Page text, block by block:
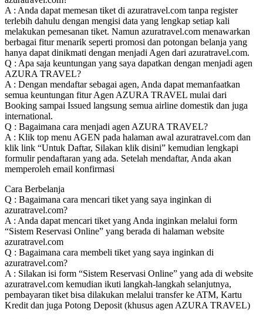
A : Anda dapat memesan tiket di azuratravel.com tanpa register
terlebih dahulu dengan mengisi data yang lengkap setiap kali
melakukan pemesanan tiket. Namun azuratravel.com menawarkan
berbagai fitur menarik seperti promosi dan potongan belanja yang
hanya dapat dinikmati dengan menjadi Agen dari azuratravel.com.
Q : Apa saja keuntungan yang saya dapatkan dengan menjadi agen
AZURA TRAVEL?
A : Dengan mendaftar sebagai agen, Anda dapat memanfaatkan
semua keuntungan fitur Agen AZURA TRAVEL mulai dari
Booking sampai Issued langsung semua airline domestik dan juga
international.
Q : Bagaimana cara menjadi agen AZURA TRAVEL?
A : Klik top menu AGEN pada halaman awal azuratravel.com dan
klik link “Untuk Daftar, Silakan klik disini” kemudian lengkapi
formulir pendaftaran yang ada. Setelah mendaftar, Anda akan
memperoleh email konfirmasi
Cara Berbelanja
Q : Bagaimana cara mencari tiket yang saya inginkan di
azuratravel.com?
A : Anda dapat mencari tiket yang Anda inginkan melalui form
“Sistem Reservasi Online” yang berada di halaman website
azuratravel.com
Q : Bagaimana cara membeli tiket yang saya inginkan di
azuratravel.com?
A : Silakan isi form “Sistem Reservasi Online” yang ada di website
azuratravel.com kemudian ikuti langkah-langkah selanjutnya,
pembayaran tiket bisa dilakukan melalui transfer ke ATM, Kartu
Kredit dan juga Potong Deposit (khusus agen AZURA TRAVEL)